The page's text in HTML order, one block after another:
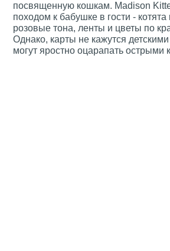
посвященную кошкам. Madison
походом к бабушке в гости - котята
розовые тона, ленты и цветы по
Однако, карты не кажутся
могут яростно оцарапать острыми